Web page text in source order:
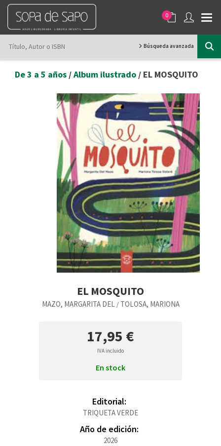
0
Búsqueda avanzada
De 3 a 5 años /Album ilustrado / EL MOSQUITO
EL MOSQUITO
MAZO, MARGARITA DEL / TOLOSA, MARIONA
17,95 €
IVA incluido
En stock
Editorial:
TRIQUETA VERDE
Año de edición:
2026